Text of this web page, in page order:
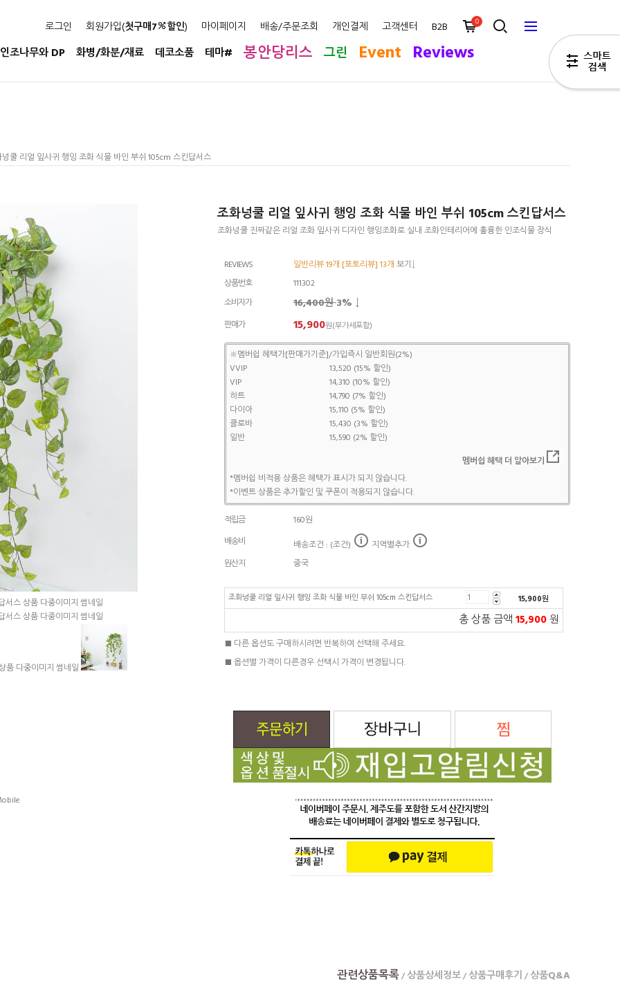
로그인 회원가입(첫구매7 할인) 마이페이지 배송/주문조회 개인결제 고객센터 B2B 0
인조나무와 DP 화병/화분/재료 데코소품 테마# 봉안당리스 그린 Event Reviews
쿨 리얼 잎사귀 행잉 조화 식물 바인 부쉬 105cm 스킨답서스
조화넝쿨 리얼 잎사귀 행잉 조화 식물 바인 부쉬 105cm 스킨답서스
조화넝쿨 진짜같은 리얼 조화 잎사귀 디자인 행잉조화로 실내 조화인테리어에 훌륭한 인조식물 장식
REVIEWS 일반리뷰 19개 [포토리뷰] 13개 보기↓
상품번호
111302
소비자가
16,400원3% ↓
판매가 15,900원(부가세포함)
※멤버쉽 혜택가[판매가기준]/가입즉시 일반회원(2%)
VVIP
13,520 (15% 할인)
VIP
14,310 (10% 할인)
하트
14,790 (7% 할인)
다이아
15,110 (5% 할인)
클로바
15,430 (3% 할인)
일반
15,590 (2% 할인)
멤버쉽 혜택 더 알아보기
*멤버쉽 비적용 상품은 혜택가 표시가 되지 않습니다.
*이벤트 상품은 추가할인 및 쿠폰이 적용되지 않습니다.
적립금
160원
배송비
배송조건 : (조건)
지역별추가
원산지
중국
조화넝쿨 리얼 잎사귀 행잉 조화 식물 바인 부쉬 105cm 스킨답서스 15,900원
총 상품 금액 15,900원
■ 다른 옵션도 구매하시려면 반복하여 선택해 주세요.
■ 옵션별 가격이 다른경우 선택시 가격이 변경됩니다.
관련상품목록/ 상품상세정보/ 상품구매후기 / 상품Q&A